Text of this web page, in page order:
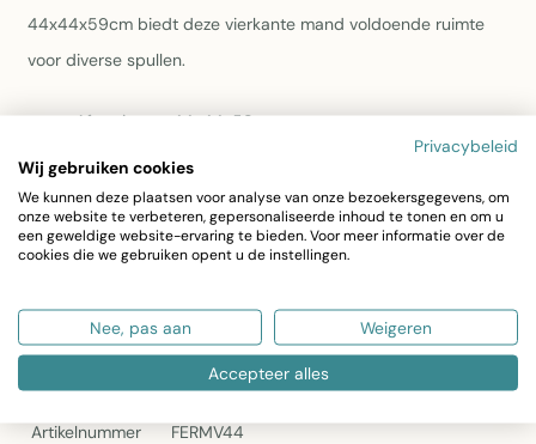
44x44x59cm biedt deze vierkante mand voldoende ruimte
voor diverse spullen.
Afmetingen: 44x44x59cm
Kleur: Bruin
Gewicht: 11,2kg
Onderhoudsfrequentie: Afnemen met een vochtige
doek
Ratan Mand Vierkant van Mars & More
Artikelnummer
FERMV44
Privacybeleid
Wij gebruiken cookies
We kunnen deze plaatsen voor analyse van onze bezoekersgegevens, om
onze website te verbeteren, gepersonaliseerde inhoud te tonen en om u
een geweldige website-ervaring te bieden. Voor meer informatie over de
cookies die we gebruiken opent u de instellingen.
Nee, pas aan Weigeren
Accepteer alles